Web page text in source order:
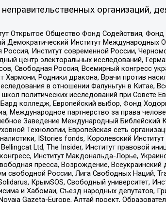
организаций,
Открытое Общество Фонд Содействия,
Институт Международных
Институт современной России,
центр электоральных исследований,
Свободная Россия, Всемирный конгресс
Родники дракона, Врачи против
в отношении Фалуньгун в Китае,
политических исследований при Совете
колледж, Европейский выбор, Фонд
партнерство за права
Заведение Международный
Технологии, Европейская сеть
IStories fonds, Королевский
Ltd, The Insider, Институт правовой
Институт Макдональда-Лорье,
пресса, Возрождение, Всеукраинский
свободной России, Лига Свободных Наций,
КрымSOS, Свободный университет,
и Хабомаи, Съезд народных депутатов,
Gazeta-Europe, Алтай проект,